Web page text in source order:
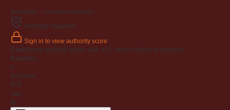
Available — Premium domain
Authority snapshot
Sign in to view authority score
Established backlink profile with 472 unique referring domains.
Backlinks
0
Ref Dom
472
Age
6y